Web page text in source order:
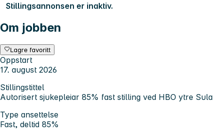
Stillingsannonsen er inaktiv.
Om jobben
Lagre favoritt
Oppstart
17. august 2026
Stillingstittel
Autorisert sjukepleiar 85% fast stilling ved HBO ytre Sula
Type ansettelse
Fast, deltid 85%